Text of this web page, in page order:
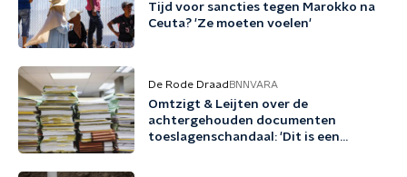
Tijd voor sancties tegen Marokko na
Ceuta? 'Ze moeten voelen'
De Rode Draad BNNVARA
Omtzigt & Leijten over de
achtergehouden documenten
toeslagenschandaal: 'Dit is een